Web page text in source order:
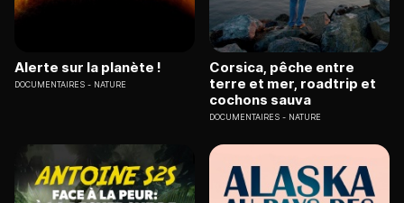
Alerte sur la planète !
DOCUMENTAIRES NATURE
Corsica, pêche entre
terre et mer, roadtrip et
cochons sauva
DOCUMENTAIRES NATURE